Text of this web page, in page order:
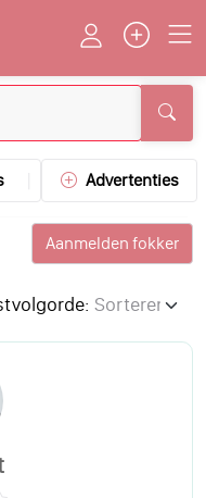
Advertenties
Aanmelden fokker